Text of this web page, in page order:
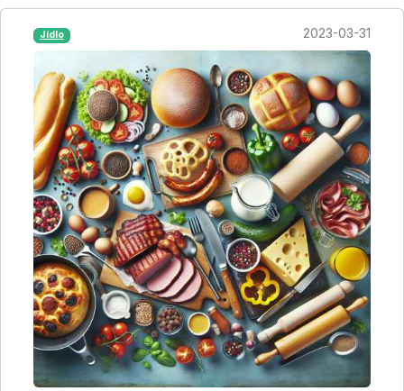
Jídlo 2023-03-31